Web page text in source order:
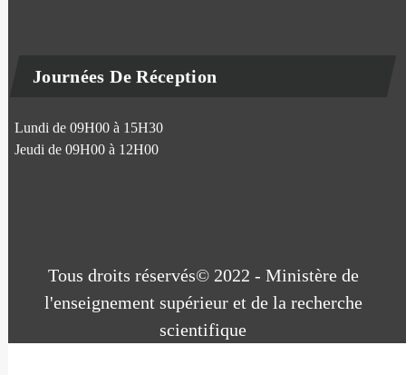
Journées De Réception
Lundi de 09H00 à 15H30
Jeudi de 09H00 à 12H00
Tous droits réservés© 2022 - Ministère de
l'enseignement supérieur et de la recherche
scientifique